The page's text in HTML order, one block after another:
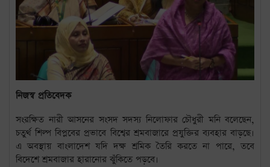
নিজস্ব প্রতিবেদক
সংরক্ষিত নারী আসনের সংসদ সদস্য নিলোফার চৌধুরী মনি বলেছেন,
চতুর্থ শিল্প বিপ্লবের প্রভাবে বিশ্বের শ্রমবাজারে প্রযুক্তির ব্যবহার বাড়ছে।
এ অবস্থায় বাংলাদেশ যদি দক্ষ শ্রমিক তৈরি করতে না পারে, তবে
বিদেশে শ্রমবাজার হারানোর ঝুঁকিতে পড়বে।